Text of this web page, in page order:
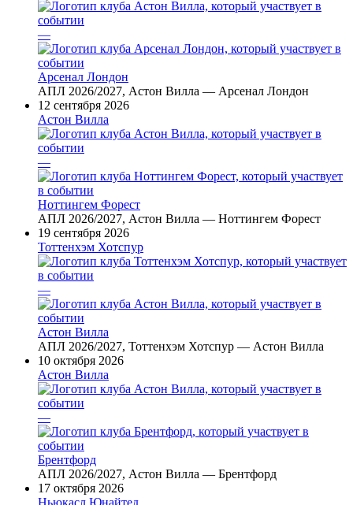
—
Арсенал Лондон
АПЛ 2026/2027, Астон Вилла — Арсенал Лондон
12 сентября 2026
Астон Вилла
—
Ноттингем Форест
АПЛ 2026/2027, Астон Вилла — Ноттингем Форест
19 сентября 2026
Тоттенхэм Хотспур
—
Астон Вилла
АПЛ 2026/2027, Тоттенхэм Хотспур — Астон Вилла
10 октября 2026
Астон Вилла
—
Брентфорд
АПЛ 2026/2027, Астон Вилла — Брентфорд
17 октября 2026